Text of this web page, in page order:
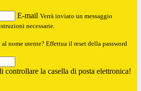
E-mail Verrà inviato un messaggio
necessarie.
nome utente? Effettua il reset della password
controllare la casella di posta elettronica!